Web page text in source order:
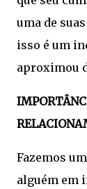
uma de
isso é um
aproximou
Fazemos
alguém em